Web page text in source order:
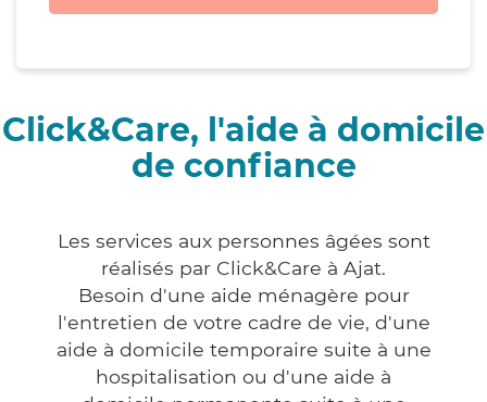
Click&Care, l'aide à domicile
de confiance
Les services aux personnes âgées sont
réalisés par Click&Care à Ajat.
Besoin d'une aide ménagère pour
l'entretien de votre cadre de vie, d'une
aide à domicile temporaire suite à une
hospitalisation ou d'une aide à